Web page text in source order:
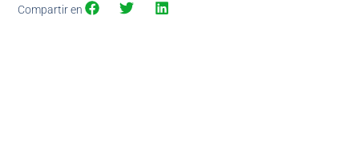
Compartir en